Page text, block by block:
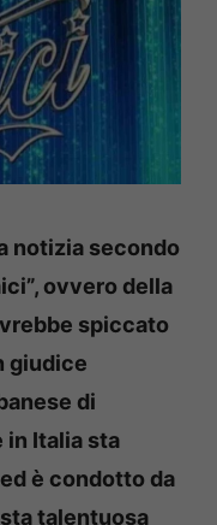
notizia secondo
ovvero della
spiccato
giudice
di
in Italia sta
è condotto da
talentuosa